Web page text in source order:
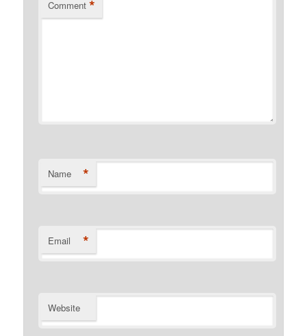
Comment *
Name *
Email *
Website